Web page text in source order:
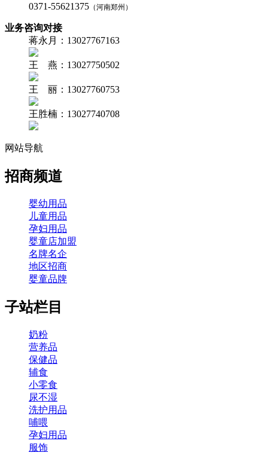
0371-55621375 （河南郑州）
业务咨询对接
蒋永月：13027767163
王 燕：13027750502
王 丽：13027760753
王胜楠：13027740708
网站导航
招商频道
婴幼用品
儿童用品
孕妇用品
婴童店加盟
名牌名企
地区招商
婴童品牌
子站栏目
奶粉
营养品
保健品
辅食
小零食
尿不湿
洗护用品
哺喂
孕妇用品
服饰